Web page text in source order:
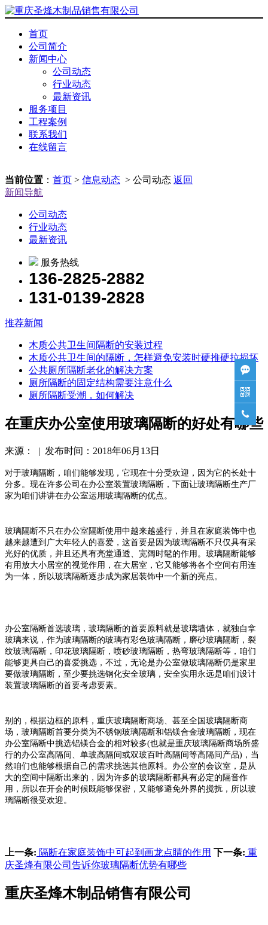
首页
公司简介
新闻中心
公司动态
行业动态
最新资讯
服务项目
工程案例
联系我们
在线留言
当前位置 ： 首页 > 信息动态 > 公司动态 返回
新闻导航
公司动态
行业动态
最新资讯
服务热线
136-2825-2882
131-0139-2828
推荐新闻
木质公共卫生间隔断的安装过程
木质公共卫生间的隔断，怎样避免安装时硬推硬拉损坏
公共厕所隔断老化的解决方案
厕所隔断的固定结构需要注意什么
厕所隔断受潮，如何解决
在重庆办公室使用玻璃隔断的好处有哪些
来源： | 发布时间：2018年06月13日
对于玻璃隔断，咱们能够发现，它现在十分受欢迎，因为它的长处十
分多。现在许多公司在办公室装置玻璃隔断，下面让玻璃隔断生产厂
家为咱们讲讲在办公室运用玻璃隔断的优点。
玻璃隔断不只在办公室隔断使用中越来越盛行，并且在家庭装饰中也
越来越遭到广大年轻人的喜爱，这首要是因为玻璃隔断不只仅具有采
光好的优质，并且还具有亮堂通透、宽阔时髦的作用。玻璃隔断能够
有用放大小居室的视觉作用，在大居室，它又能够将各个空间有用连
为一体，所以玻璃隔断逐步成为家居装饰中一个新的亮点。
办公室隔断首选玻璃，玻璃隔断的首要原料就是玻璃墙体，就独自拿
玻璃来说，作为玻璃隔断的玻璃有彩色玻璃隔断，磨砂玻璃隔断，裂
纹玻璃隔断，印花玻璃隔断，喷砂玻璃隔断，热弯玻璃隔断等，咱们
能够更具自己的喜爱挑选，不过，无论是办公室做玻璃隔断仍是家里
要做玻璃隔断，至少要挑选钢化安全玻璃，安全实用永远是咱们设计
装置玻璃隔断的首要考虑要素。
别的，根据边框的原料，重庆玻璃隔断商场、甚至全国玻璃隔断商
场，玻璃隔断首要分类为不锈钢玻璃隔断和铝镁合金玻璃隔断，现在
办公室隔断中挑选铝镁合金的相对较多(也就是重庆玻璃隔断商场所盛
行的办公室高隔间、单玻高隔间或双玻百叶高隔间等高隔间产品)，当
然咱们也能够根据自己的需求挑选其他原料。办公室的会议室，是从
大的空间中隔断出来的，因为许多的玻璃隔断都具有必定的隔音作
用，所以在开会的时候既能够保密，又能够避免外界的搅扰，所以玻
璃隔断很受欢迎。
上一条: 隔断在家庭装饰中可起到画龙点睛的作用 下一条: 重
庆圣烽有限公司告诉你玻璃隔断优势有哪些
重庆圣烽木制品销售有限公司


